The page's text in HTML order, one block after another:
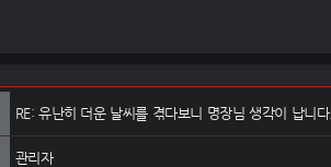
RE: 유난히 더운 날씨를 겪다보니 명장님 생각이 납니다.
관리자